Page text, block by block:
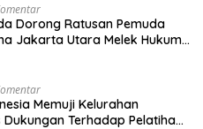
Dorong Ratusan Pemuda
Jakarta Utara Melek Hukum
Memuji Kelurahan
Terhadap Pelatihan